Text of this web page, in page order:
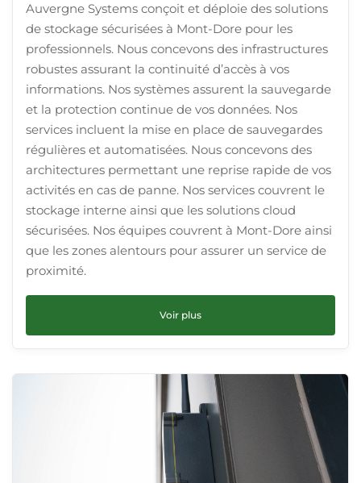
Auvergne Systems conçoit et déploie des solutions
de stockage sécurisées à Mont-Dore pour les
professionnels. Nous concevons des infrastructures
robustes assurant la continuité d’accès à vos
informations. Nos systèmes assurent la sauvegarde
et la protection continue de vos données. Nos
services incluent la mise en place de sauvegardes
régulières et automatisées. Nous concevons des
architectures permettant une reprise rapide de vos
activités en cas de panne. Nos services couvrent le
stockage interne ainsi que les solutions cloud
sécurisées. Nos équipes couvrent à Mont-Dore ainsi
que les zones alentours pour assurer un service de
proximité.
Voir plus